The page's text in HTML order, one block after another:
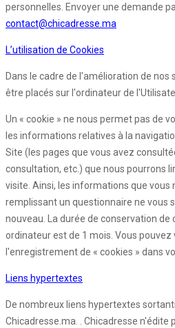
personnelles. Envoyer une demande
contact@chicadresse.ma
L’utilisation de Cookies
Dans le cadre de l'amélioration de nos
être placés sur l'ordinateur de
Un « cookie » ne nous permet pas de
les informations relatives à la
Site (les pages que vous avez
consultation, etc.) que nous pourrons
visite. Ainsi, les informations que vous
remplissant un questionnaire ne vous
nouveau. La durée de conservation
ordinateur est de 1 mois. Vous pouvez
l'enregistrement de « cookies » dans
Liens hypertextes
De nombreux liens hypertextes
Chicadresse.ma. . Chicadresse n'édite